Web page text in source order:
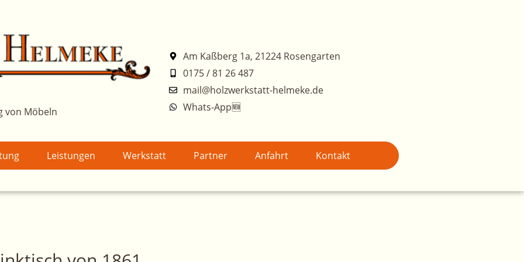
von Möbeln
Am Kaßberg 1a, 21224 Rosengarten
0175 / 81 26 487
mail@holzwerkstatt-helmeke.de
Whats-App🆕
Leistungen Werkstatt Partner Anfahrt Kontakt